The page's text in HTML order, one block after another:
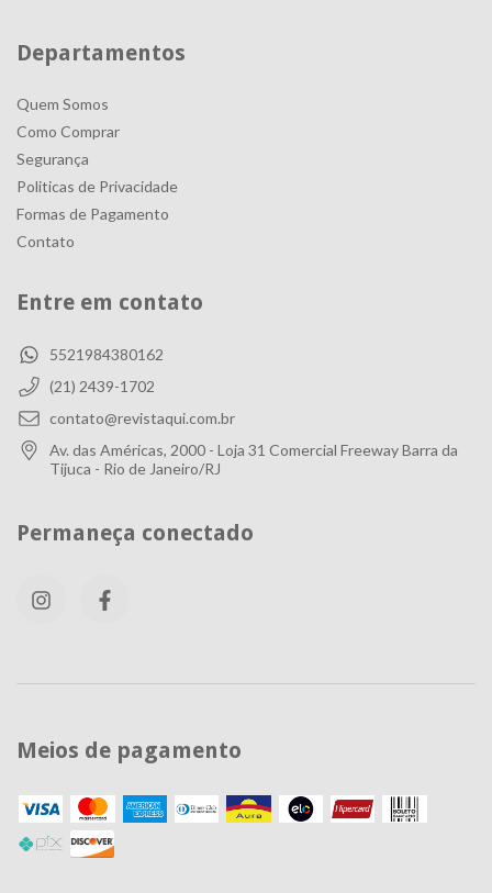
Departamentos
Quem Somos
Como Comprar
Segurança
Politicas de Privacidade
Formas de Pagamento
Contato
Entre em contato
5521984380162
(21) 2439-1702
contato@revistaqui.com.br
Av. das Américas, 2000 - Loja 31 Comercial Freeway Barra da
Tijuca - Rio de Janeiro/RJ
Permaneça conectado
Meios de pagamento